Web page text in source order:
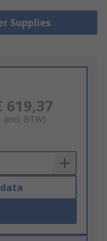
Supplies
619,37
(incl. BTW)